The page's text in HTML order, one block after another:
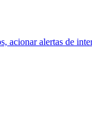
acionar alertas de